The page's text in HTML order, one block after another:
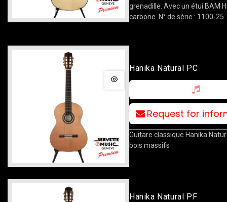
grenadille. Avec un étui BAM
carbone. N° de série : 1100-25.
Hanika Natural PC
Request for
Guitare classique Hanika
bois massifs
Hanika Natural PF